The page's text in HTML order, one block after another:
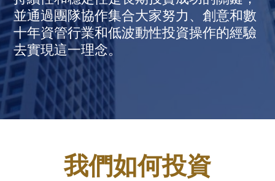
並通過團隊協作集合大家努力、創意和數
十年資管行業和低波動性投資操作的經驗
去實現這一理念。
我們如何投資